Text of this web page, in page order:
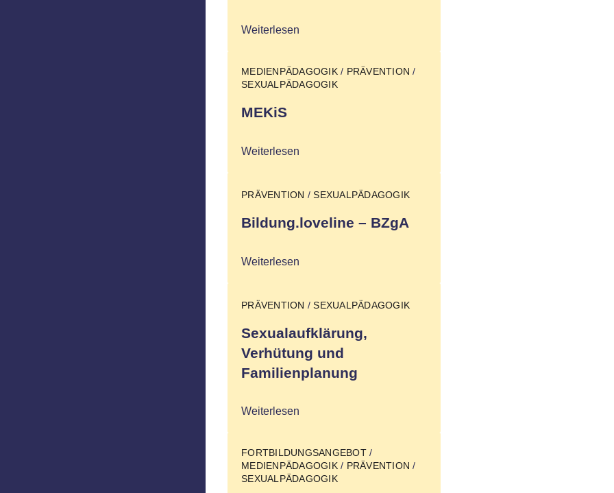
Weiterlesen
MEDIENPÄDAGOGIK/ PRÄVENTION /
SEXUALPÄDAGOGIK
MEKiS
Weiterlesen
PRÄVENTION /SEXUALPÄDAGOGIK
Bildung.loveline – BZgA
Weiterlesen
PRÄVENTION /SEXUALPÄDAGOGIK
Sexualaufklärung,
Verhütung und
Familienplanung
Weiterlesen
FORTBILDUNGSANGEBOT/
MEDIENPÄDAGOGIK/ PRÄVENTION /
SEXUALPÄDAGOGIK